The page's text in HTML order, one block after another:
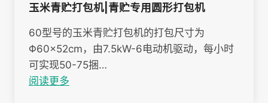
玉米青贮打包机|青贮专用圆形打包机
60型号的玉米青贮打包机的打包尺寸为
Φ60×52cm，由7.5kW-6电动机驱动，每小时
可实现50-75捆…
阅读更多